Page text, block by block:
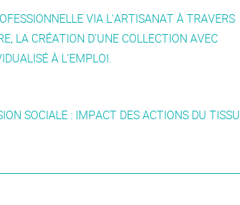
VIA L'ARTISANAT À TRAVERS
LA CRÉATION D'UNE COLLECTION AVEC
À L'EMPLOI.
SOCIALE : IMPACT DES ACTIONS DU TISSU